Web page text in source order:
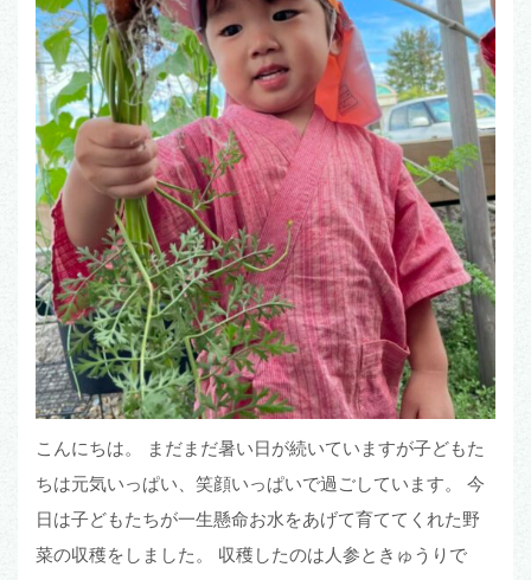
こんにちは。 まだまだ暑い日が続いていますが子どもた
ちは元気いっぱい、笑顔いっぱいで過ごしています。 今
日は子どもたちが一生懸命お水をあげて育ててくれた野
菜の収穫をしました。 収穫したのは人参ときゅうりで